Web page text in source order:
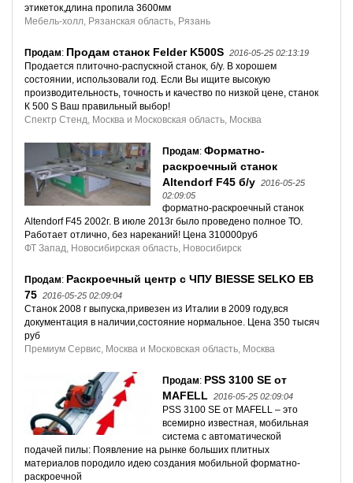
этикеток,длина пропила 3600мм
Мебель-холл, Рязанская область, Рязань
Продам: Продам станок Felder K500S 2016-05-25 02:13:19
Продается плиточно-распускной станок, б/у. В хорошем
состоянии, использовали год. Если Вы ищите высокую
производительность, точность и качество по низкой цене, станок
К 500 S Ваш правильный выбор!
Спектр Стенд, Москва и Московская область, Москва
Продам: Форматно-
раскроечный станок
Altendorf F45 б/у 2016-05-25
02:09:05
форматно-раскроечный станок
Altendorf F45 2002г. В июле 2013г было проведено полное ТО.
Работает отлично, без нареканий! Цена 310000руб
ФТ Запад, Новосибирская область, Новосибирск
Продам: Раскроечный центр с ЧПУ BIESSE SELKO EB
75 2016-05-25 02:09:04
Станок 2008 г выпуска,привезен из Италии в 2009 году,вся
документация в наличии,состояние нормальное. Цена 350 тысяч
руб
Премиум Сервис, Москва и Московская область, Москва
Продам: PSS 3100 SE от
MAFELL
2016-05-25 02:09:04
PSS 3100 SE от MAFELL – это
всемирно известная, мобильная
система с автоматической
подачей пилы: Появление на рынке больших плитных
материалов породило идею создания мобильной форматно-
раскроечной